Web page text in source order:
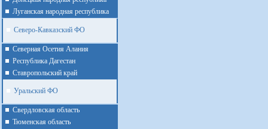
Луганская народная республика
Северо-Кавказский ФО
Северная Осетия Алания
Республика Дагестан
Ставропольский край
Уральский ФО
Cвердловская область
Тюменская область